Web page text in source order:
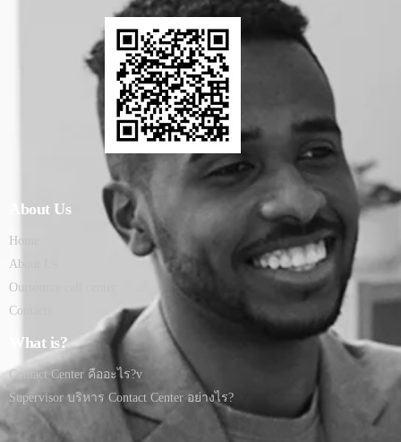
About Us
Home
About Us
Oursource call center
Contacts
What is?
Contact Center คืออะไร?v
Supervisor บริหาร Contact Center อย่างไร?